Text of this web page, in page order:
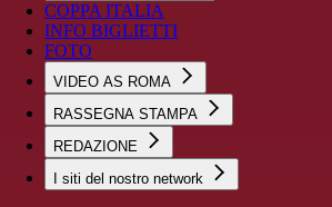
COPPA ITALIA
INFO BIGLIETTI
FOTO
VIDEO AS ROMA
RASSEGNA STAMPA
REDAZIONE
I siti del nostro network